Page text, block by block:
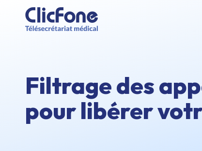
Filtrage des
pour libérer